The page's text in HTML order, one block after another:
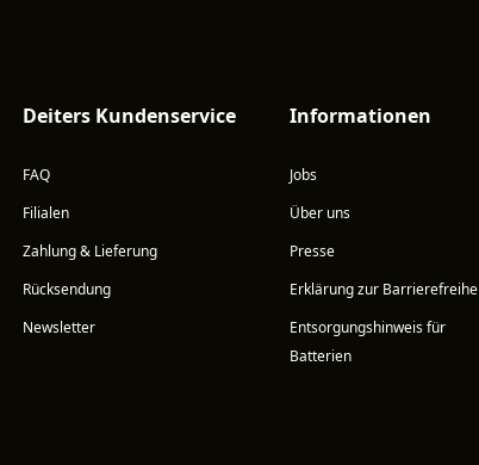
Deiters Kundenservice
FAQ
Filialen
Zahlung & Lieferung
Rücksendung
Newsletter
Informationen
Jobs
Über uns
Presse
Erklärung zur
Entsorgungshinweis für
Batterien